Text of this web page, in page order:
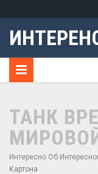
ТАНК
Интересно Об
Картона